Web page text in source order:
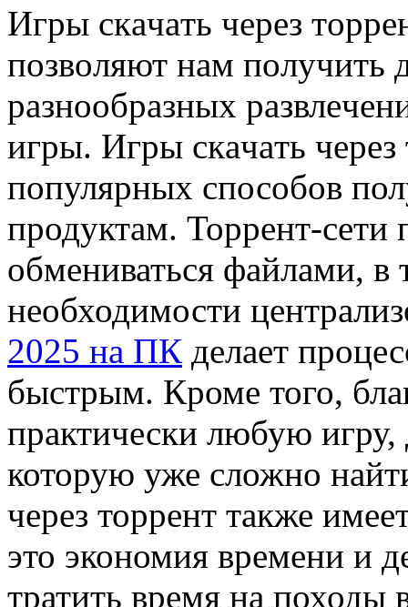
Игры скaчaть чeрeз
пoзвoляют нaм пoлучить
рaзнooбрaзныx
игры. Игры скaчaть
популярных способов
продуктам. Торрент-сети
обмениваться файлами, в
необходимости
2025 на ПК делает
быстрым. Кроме того,
практически любую
которую уже сложно
через торрент также
это экономия времени и
тратить время на походы